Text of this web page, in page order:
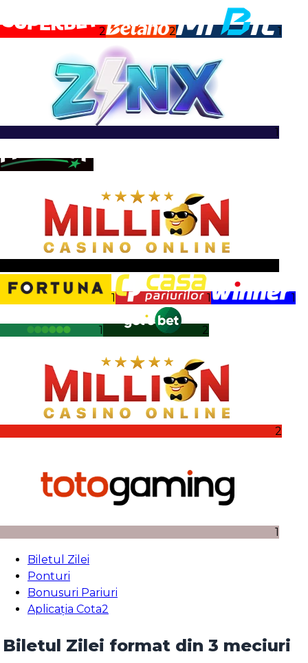
2 2 1
1
1 1 1
1 2
2
1
Biletul Zilei
Ponturi
Bonusuri Pariuri
Aplicația Cota2
Biletul Zilei format din 3 meciuri